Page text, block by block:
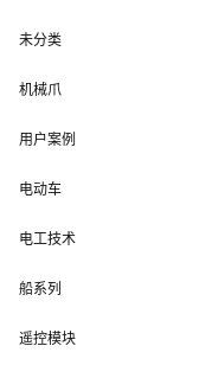
未分类
机械爪
用户案例
电动车
电工技术
船系列
遥控模块